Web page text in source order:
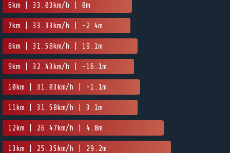
6km | 33.03km/h | 0m
7km | 33.33km/h | -2.4m
8km | 31.58km/h | 19.1m
9km | 32.43km/h | -16.1m
10km | 31.03km/h | -1.1m
11km | 31.58km/h | 3.1m
12km | 26.47km/h | 4.8m
13km | 25.35km/h | 29.2m